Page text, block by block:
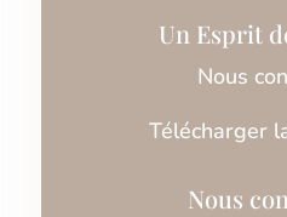
Un Esprit
Nous
Télécharger
Nous